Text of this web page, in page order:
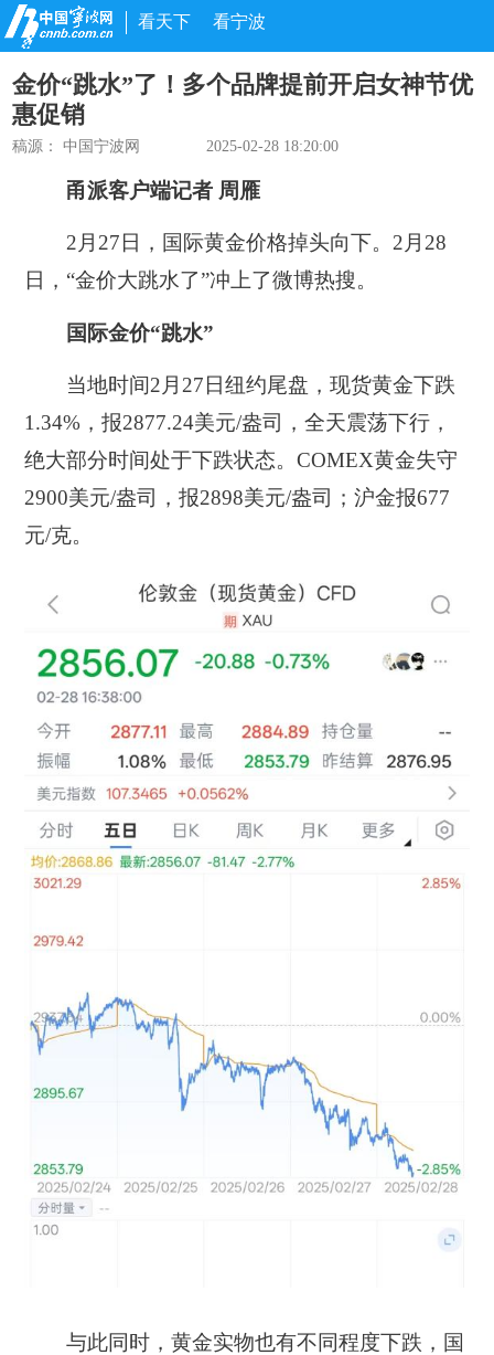
看天下 看宁波
金价“跳水”了！多个品牌提前开启女神节优
惠促销
稿源： 中国宁波网 2025-02-28 18:20:00
甬派客户端记者 周雁
2月27日，国际黄金价格掉头向下。2月28
日，“金价大跳水了”冲上了微博热搜。
国际金价“跳水”
当地时间2月27日纽约尾盘，现货黄金下跌
1.34%，报2877.24美元/盎司，全天震荡下行，
绝大部分时间处于下跌状态。COMEX黄金失守
2900美元/盎司，报2898美元/盎司；沪金报677
元/克。
与此同时，黄金实物也有不同程度下跌，国